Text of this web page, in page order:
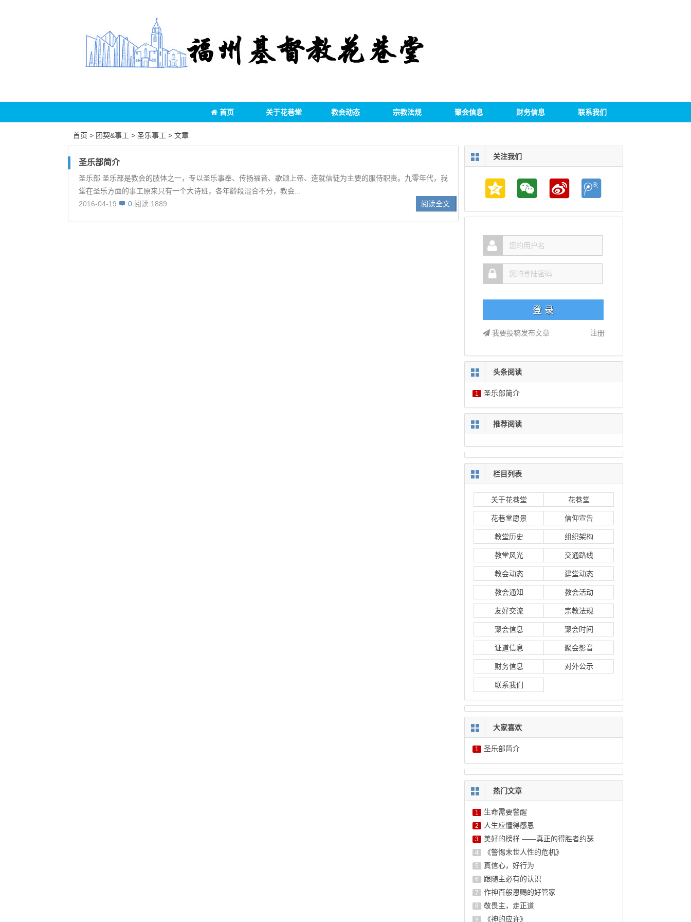
首页 关于花巷堂 教会动态 宗教法规 聚会信息 财务信息 联系我们
首页 > 团契&事工 > 圣乐事工 > 文章
圣乐部简介
圣乐部 圣乐部是教会的肢体之一，专以圣乐事奉、传扬福音、歌颂上帝、造就信徒为主要的服侍职责。九零年代，我
堂在圣乐方面的事工原来只有一个大诗班，各年龄段混合不分，教会...
2016-04-19
0 阅读 1889 阅读全文
关注我们
注册
我要投稿发布文章
头条阅读
1 圣乐部简介
推荐阅读
栏目列表
关于花巷堂 花巷堂
花巷堂愿景 信仰宣告
教堂历史 组织架构
教堂风光 交通路线
教会动态 建堂动态
教会通知 教会活动
友好交流 宗教法规
聚会信息 聚会时间
证道信息 聚会影音
财务信息 对外公示
联系我们
大家喜欢
1 圣乐部简介
热门文章
1 生命需要警醒
2 人生应懂得感恩
3 美好的榜样 ——真正的得胜者约瑟
4 《警惕末世人性的危机》
5 真信心，好行为
6 跟随主必有的认识
7 作神百般恩赐的好管家
8 敬畏主，走正道
9 《神的应许》